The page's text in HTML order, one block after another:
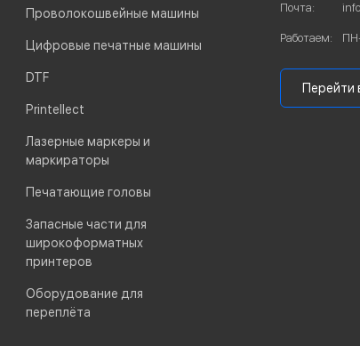
Проволокошвейные машины
Цифровые печатные машины
DTF
Printellect
Лазерные маркеры и
маркираторы
Печатающие головы
Запасные части для
широкоформатных
принтеров
Оборудование для
переплёта
Почта:
Работаем:
Перейти